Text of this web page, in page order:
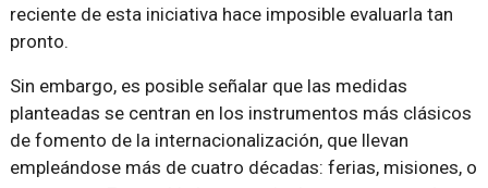
reciente de esta iniciativa hace imposible evaluarla tan
pronto.
Sin embargo, es posible señalar que las medidas
planteadas se centran en los instrumentos más clásicos
de fomento de la internacionalización, que llevan
empleándose más de cuatro décadas: ferias, misiones, o